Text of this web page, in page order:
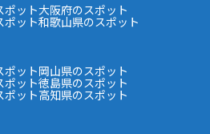
ポット大阪府のスポット
ポット和歌山県のスポット
ポット岡山県のスポット
ポット徳島県のスポット
ポット高知県のスポット